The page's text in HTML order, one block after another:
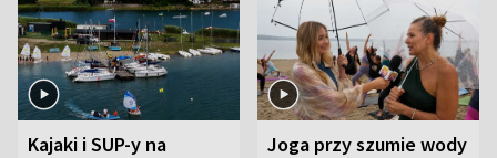
Kajaki i SUP-y na
Joga przy szumie wody